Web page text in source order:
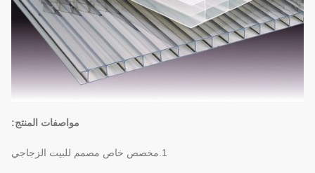
مواصفات المنتج:
1.مخصص خاص مصمم للبيت الزجاجي